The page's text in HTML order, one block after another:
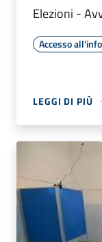
Elezioni -
Accesso
LEGGI DI PIÙ